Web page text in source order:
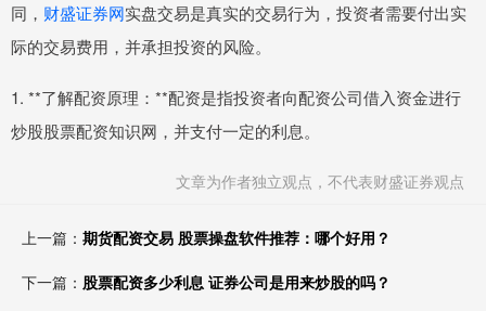
同， 财盛证券网实盘交易是真实的交易行为，投资者需要付出实
际的交易费用，并承担投资的风险。
1. **了解配资原理：**配资是指投资者向配资公司借入资金进行
炒股股票配资知识网，并支付一定的利息。
文章为作者独立观点，不代表财盛证券观点
上一篇： 期货配资交易 股票操盘软件推荐：哪个好用？
下一篇： 股票配资多少利息 证券公司是用来炒股的吗？